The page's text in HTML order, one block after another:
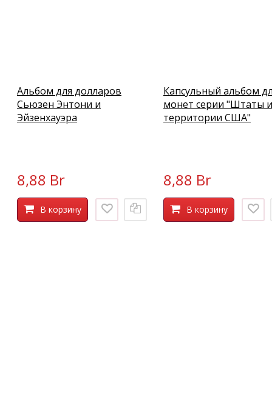
Альбом для долларов
Сьюзен Энтони и
Эйзенхауэра
8,88 Br
В корзину
Капсульный альбом
монет серии "Штаты и
территории США"
8,88 Br
В корзину